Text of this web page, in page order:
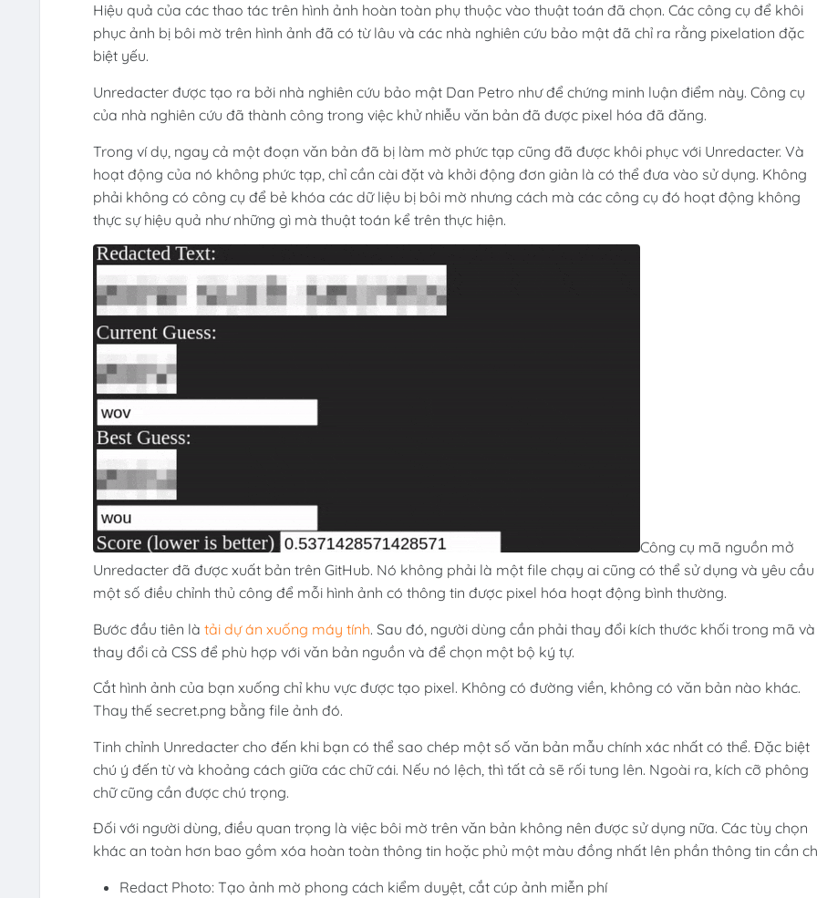
Hiệu quả của các thao tác trên hình ảnh hoàn toàn phụ thuộc vào thuật toán đã chọn. Các công cụ để khôi
phục ảnh bị bôi mờ trên hình ảnh đã có từ lâu và các nhà nghiên cứu bảo mật đã chỉ ra rằng pixelation đặc
biệt yếu.
Unredacter được tạo ra bởi nhà nghiên cứu bảo mật Dan Petro như để chứng minh luận điểm này. Công cụ
của nhà nghiên cứu đã thành công trong việc khử nhiễu văn bản đã được pixel hóa đã đăng.
Trong ví dụ, ngay cả một đoạn văn bản đã bị làm mờ phức tạp cũng đã được khôi phục với Unredacter. Và
hoạt động của nó không phức tạp, chỉ cần cài đặt và khởi động đơn giản là có thể đưa vào sử dụng. Không
phải không có công cụ để bẻ khóa các dữ liệu bị bôi mờ nhưng cách mà các công cụ đó hoạt động không
thực sự hiệu quả như những gì mà thuật toán kể trên thực hiện.
Công cụ mã nguồn mở
Unredacter đã được xuất bản trên GitHub. Nó không phải là một file chạy ai cũng có thể sử dụng và yêu cầu
một số điều chỉnh thủ công để mỗi hình ảnh có thông tin được pixel hóa hoạt động bình thường.
Bước đầu tiên là tải dự án xuống máy tính. Sau đó, người dùng cần phải thay đổi kích thước khối trong mã và
thay đổi cả CSS để phù hợp với văn bản nguồn và để chọn một bộ ký tự.
Cắt hình ảnh của bạn xuống chỉ khu vực được tạo pixel. Không có đường viền, không có văn bản nào khác.
Thay thế secret.png bằng file ảnh đó.
Tinh chỉnh Unredacter cho đến khi bạn có thể sao chép một số văn bản mẫu chính xác nhất có thể. Đặc biệt
chú ý đến từ và khoảng cách giữa các chữ cái. Nếu nó lệch, thì tất cả sẽ rối tung lên. Ngoài ra, kích cỡ phông
chữ cũng cần được chú trọng.
Đối với người dùng, điều quan trọng là việc bôi mờ trên văn bản không nên được sử dụng nữa. Các tùy chọn
khác an toàn hơn bao gồm xóa hoàn toàn thông tin hoặc phủ một màu đồng nhất lên phần thông tin cần
Redact Photo: Tạo ảnh mờ phong cách kiểm duyệt, cắt cúp ảnh miễn phí